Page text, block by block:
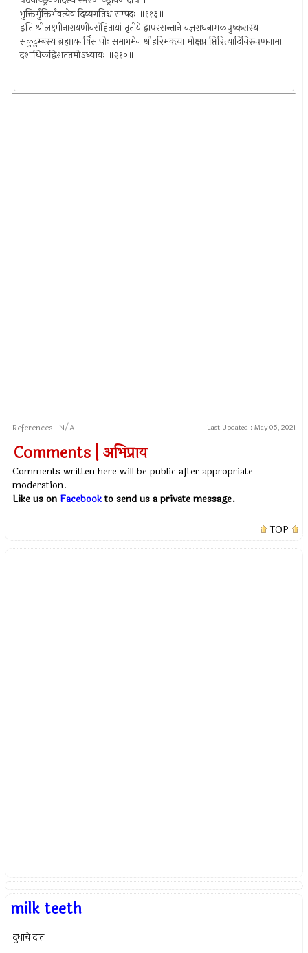
भुक्तिर्मुक्तिर्भवत्येव दिव्यगतिश्च सम्पदः ॥११३॥
इति श्रीलक्ष्मीनारायणीयसंहितायां तृतीये द्वापरसन्ताने यज्ञराधनामकपुष्कसस्य
सकुटुम्बस्य ब्रह्मायनर्षिसाधोः समागमेन श्रीहरिभक्त्या मोक्षप्राप्तिरित्यादिनिरूपणनामा
दशाधिकद्विशततमोऽध्यायः ॥२१०॥
References : N/A Last Updated : May 05, 2021
Comments | अभिप्राय
Comments written here will be public after appropriate
moderation.
Like us on Facebookto send us a private message.
TOP
milk teeth
दुधाचे दात